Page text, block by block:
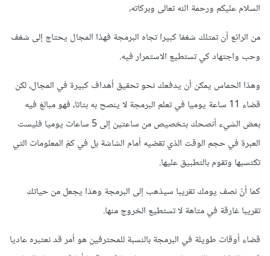
السلام عليكم ورحمة الله تعالى وبركاته،
من الرائع أن تمتلك شغفا كبيرا تجاه البرمجة فهذا المجال يحتاج إلى شغف
وحب واجتهاد كي تستطيع الاستمرار فيه.
وهذا الحماس يمكن أن يدفعك نحو تحقيق أهداف كبيرة في المجال، لكن
قضاء 11 ساعة يوميا في تعلم البرمجة لا ينصح به بتاتا، فهو مبالغ فيه
بعض الشيء أنصحك بتخصيص من ساعتين إلى 5 ساعات يوميا فليست
العبرة في حجم الوقت الذي تقضيه أمام الشاشة بل في كمّ المعلومات التي
تكتسبها وتقوم بالتطبيق عليها.
كما أنّ نصف يومك تقريبا سيذهب إلى البرمجة وهذا يجعل من حياتك
تقريبا غارقة في متاهة لا تستطيع الخروج منها.
قضاء أوقات طويلة في البرمجة بالنسبة للمحترفين هو أمر قد نعتبره عاديا